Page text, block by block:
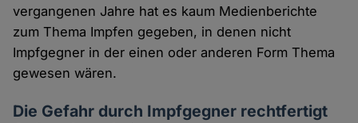
vergangenen Jahre hat es kaum Medienberichte
zum Thema Impfen gegeben, in denen nicht
Impfgegner in der einen oder anderen Form Thema
gewesen wären.
Die Gefahr durch Impfgegner rechtfertigt